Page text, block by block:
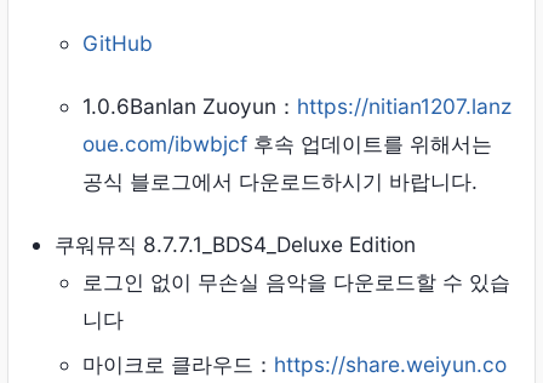
GitHub
1.0.6Banlan Zuoyun： https://nitian1207.lanz
oue.com/ibwbjcf 후속 업데이트를 위해서는
공식 블로그에서 다운로드하시기 바랍니다.
쿠워뮤직 8.7.7.1_BDS4_Deluxe Edition
로그인 없이 무손실 음악을 다운로드할 수 있습
니다
마이크로 클라우드： https://share.weiyun.co